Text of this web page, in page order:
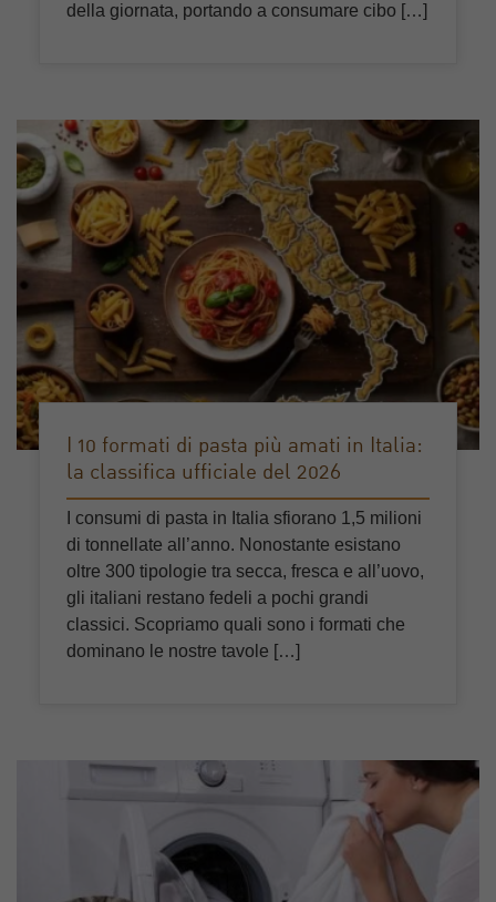
della giornata, portando a consumare cibo […]
I 10 formati di pasta più amati in Italia:
la classifica ufficiale del 2026
I consumi di pasta in Italia sfiorano 1,5 milioni
di tonnellate all’anno. Nonostante esistano
oltre 300 tipologie tra secca, fresca e all’uovo,
gli italiani restano fedeli a pochi grandi
classici. Scopriamo quali sono i formati che
dominano le nostre tavole […]